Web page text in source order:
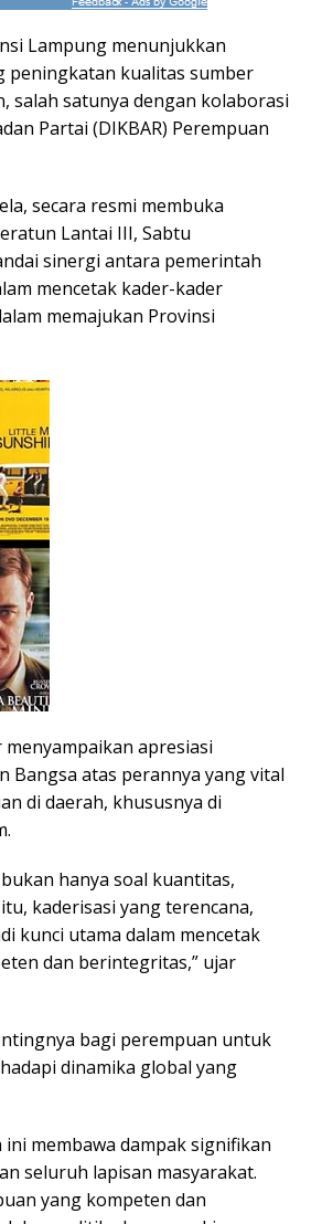
Lampung menunjukkan
peningkatan kualitas sumber
salah satunya dengan kolaborasi
Partai (DIKBAR) Perempuan
secara resmi membuka
Lantai III, Sabtu
sinergi antara pemerintah
mencetak kader-kader
memajukan Provinsi
apresiasi
Bangsa atas perannya yang vital
di daerah, khususnya di
hanya soal kuantitas,
kaderisasi yang terencana,
kunci utama dalam mencetak
dan berintegritas,” ujar
bagi perempuan untuk
dinamika global yang
ini membawa dampak signifikan
seluruh lapisan masyarakat.
yang kompeten dan